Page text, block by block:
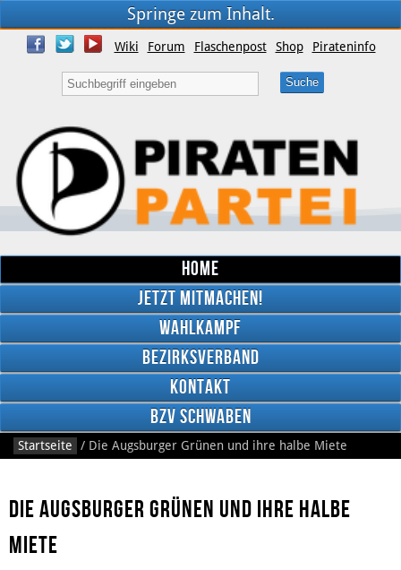
Springe zum Inhalt.
Wiki Forum Flaschenpost Shop Pirateninfo
Home
Jetzt mitmachen!
Wahlkampf
Bezirksverband
Kontakt
BzV Schwaben
Startseite / Die Augsburger Grünen und ihre halbe Miete
Die Augsburger Grünen und ihre halbe
Miete